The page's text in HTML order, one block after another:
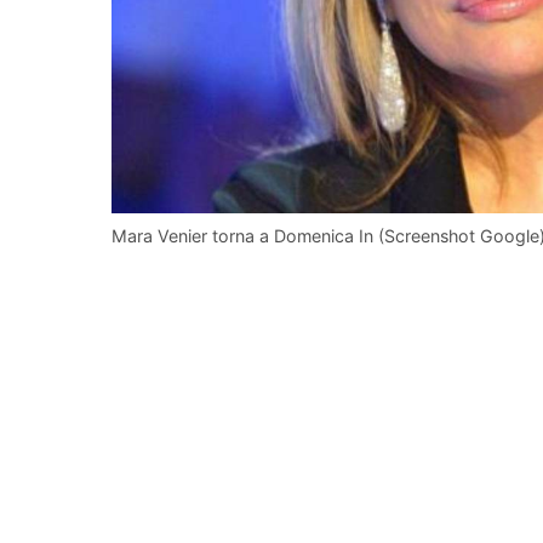
Mara Venier torna a Domenica In (Screenshot